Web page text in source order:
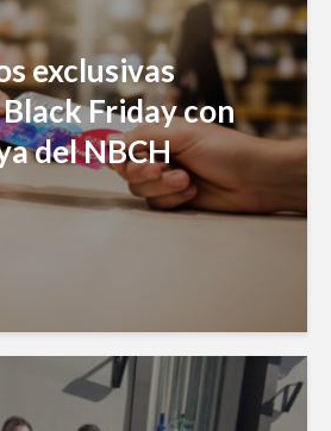
exclusivas
Friday con
del NBCH